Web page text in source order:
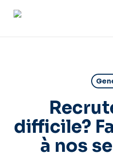
difficile?
à nos